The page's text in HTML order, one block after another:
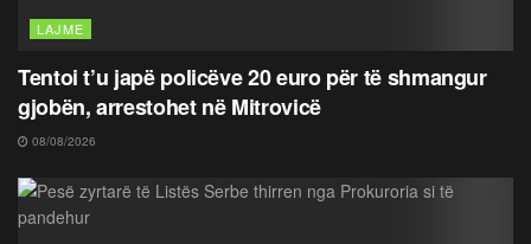
LAJME
Tentoi t’u japë policëve 20 euro për të shmangur
gjobën, arrestohet në Mitrovicë
08/08/2026